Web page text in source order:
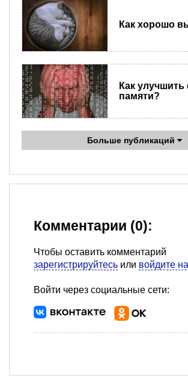
Как хорошо
Как
памяти?
Больше публикаций
Комментарии (0):
Чтобы оставить комментарий
зарегистрируйтесь или войдите
Войти через социальные сети: